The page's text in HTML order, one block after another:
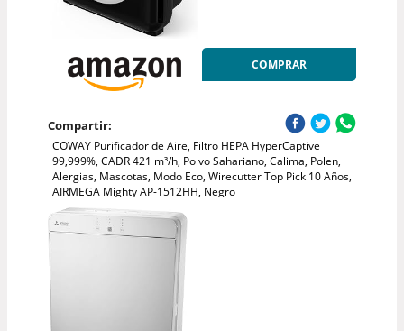
COMPRAR
Compartir:
COWAY Purificador de Aire, Filtro HEPA HyperCaptive
99,999%, CADR 421 m³/h, Polvo Sahariano, Calima, Polen,
Alergias, Mascotas, Modo Eco, Wirecutter Top Pick 10 Años,
AIRMEGA Mighty AP-1512HH, Negro